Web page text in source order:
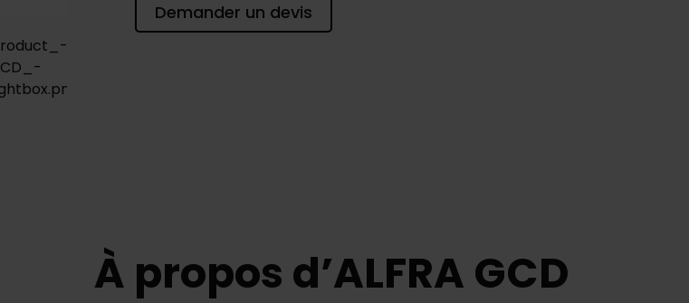
Demander un devis
À propos d’ALFRA GCD